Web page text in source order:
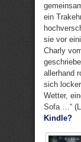
ein
sie vor
Charly
allerhand
sich
Wetter,
Sofa …“
Kindle?